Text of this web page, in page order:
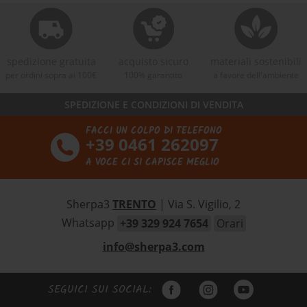
SPEDIZIONE E CONDIZIONI DI VENDITA
FACCI UN COLPO DI TELEFONO
+39 0461 262097
A VOCE CI SI CAPISCE MEGLIO
Sherpa3 TRENTO | Via S. Vigilio, 2
Whatsapp +39 329 924 7654
Orari
info@sherpa3.com
SEGUICI SUI SOCIAL: